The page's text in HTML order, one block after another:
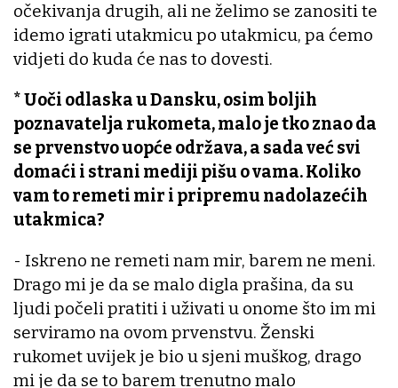
očekivanja drugih, ali ne želimo se zanositi te
idemo igrati utakmicu po utakmicu, pa ćemo
vidjeti do kuda će nas to dovesti.
* Uoči odlaska u Dansku, osim boljih
poznavatelja rukometa, malo je tko znao da
se prvenstvo uopće održava, a sada već svi
domaći i strani mediji pišu o vama. Koliko
vam to remeti mir i pripremu nadolazećih
utakmica?
- Iskreno ne remeti nam mir, barem ne meni.
Drago mi je da se malo digla prašina, da su
ljudi počeli pratiti i uživati u onome što im mi
serviramo na ovom prvenstvu. Ženski
rukomet uvijek je bio u sjeni muškog, drago
mi je da se to barem trenutno malo